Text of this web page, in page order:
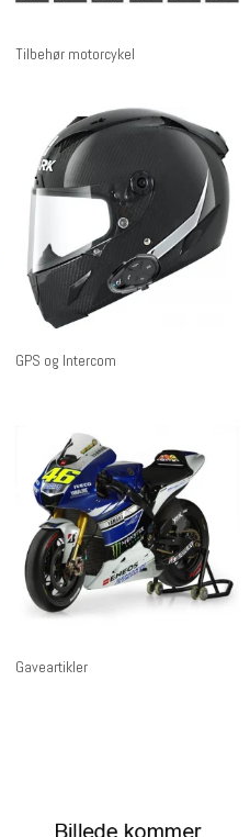
Tilbehør motorcykel
GPS og Intercom
Gaveartikler